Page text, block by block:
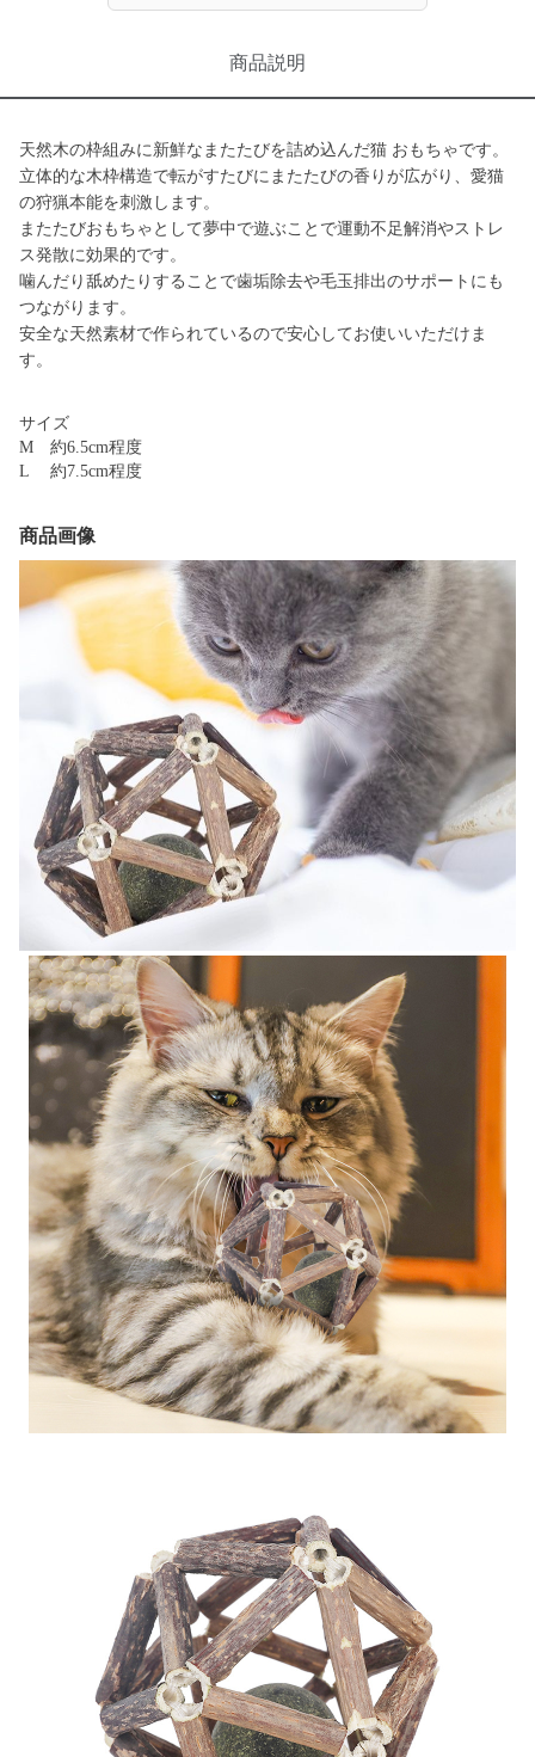
商品説明
天然木の枠組みに新鮮なまたたびを詰め込んだ猫 おもちゃです。
立体的な木枠構造で転がすたびにまたたびの香りが広がり、愛猫
の狩猟本能を刺激します。
またたびおもちゃとして夢中で遊ぶことで運動不足解消やストレ
ス発散に効果的です。
噛んだり舐めたりすることで歯垢除去や毛玉排出のサポートにも
つながります。
安全な天然素材で作られているので安心してお使いいただけま
す。
サイズ
M 約6.5cm程度
L 約7.5cm程度
商品画像